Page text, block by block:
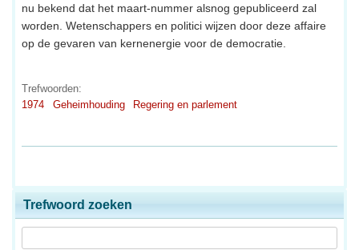
nu bekend dat het maart-nummer alsnog gepubliceerd zal
worden. Wetenschappers en politici wijzen door deze affaire
op de gevaren van kernenergie voor de democratie.
Trefwoorden:
1974
Geheimhouding Regering en parlement
Trefwoord zoeken